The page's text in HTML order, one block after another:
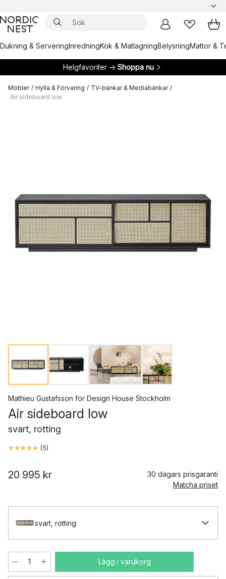
Dukning & ServeringInredningKök & MatlagningBelysningMattor &
Helgfavoriter → Shoppa nu
Möbler / Hylla & Förvaring / TV-bänkar & Mediabänkar /
Air sideboard low
Mathieu Gustafsson för Design House Stockholm
Air sideboard low
svart, rotting
(5)
20 995 kr
30 dagars prisgaranti
Matcha priset
svart, rotting
Lägg i varukorg